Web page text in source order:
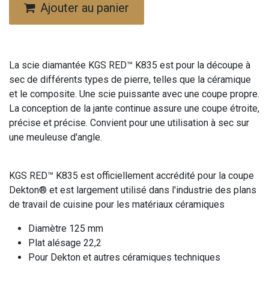
Ajouter au panier
La scie diamantée KGS RED™ K835 est pour la découpe à
sec de différents types de pierre, telles que la céramique
et le composite. Une scie puissante avec une coupe propre.
La conception de la jante continue assure une coupe étroite,
précise et précise. Convient pour une utilisation à sec sur
une meuleuse d'angle.
KGS RED™ K835 est officiellement accrédité pour la coupe
Dekton® et est largement utilisé dans l'industrie des plans
de travail de cuisine pour les matériaux céramiques
Diamètre 125 mm
Plat alésage 22,2
Pour Dekton et autres céramiques techniques